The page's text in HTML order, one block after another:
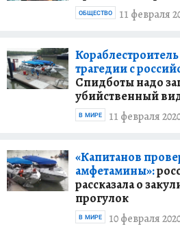
11 февраля
ОБЩЕСТВО
трагедии с
Спидботы надо
убийственный
11 февраля
В МИРЕ
«Капитанов
амфетамины»:
рассказала о
прогулок
10 февраля
В МИРЕ